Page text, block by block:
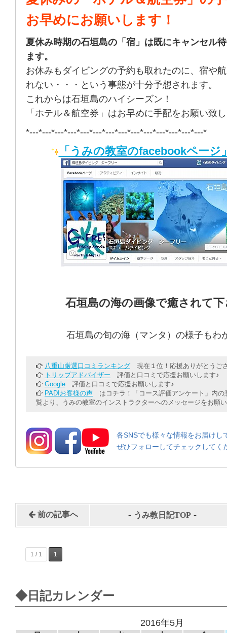
お早めにお願いします！
夏休み時期の石垣島の「宿」は既にキャンセル
ます。
お休みもダイビングの予約も取れたのに、宿や
れない・・・という事態が十分予想されます。
これからは石垣島のハイシーズン！
「ホテル＆航空券」はお早めに手配をお願い致
*---*---*---*---*---*---*---*---*---*---*---*---*---*---*
「うみの教室のfacebookページ
石垣島の海の画像で癒されて
石垣島の旬の海（マンタ）の様子もわ
八重山厳選口コミランキング 現在１位！応援ありがとうご
トリップアドバイザー 評価と口コミで応援お願いします♪
Google 評価と口コミで応援お願いします♪
PADIお客様の声 はコチラ！「コース評価アンケート」内の
覧より、うみの教室のインストラクターへのメッセージをお願
各SNSでも様々な情報をお届けし
ぜひフォローしてチェックしてく
前の記事へ - うみ教日記TOP -
1 / 1 1
◆日記カレンダー
2016年5月